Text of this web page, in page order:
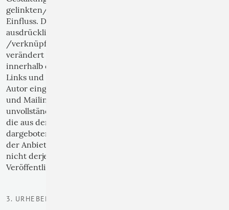
gelinkten/verknüpften Seiten hat der Autor keinerlei
Einfluss. Deshalb distanziert er sich hiermit
ausdrücklich von allen Inhalten aller gelinkten
/verknüpften Seiten, die nach der Linksetzung
verändert wurden. Diese Feststellung gilt für alle
innerhalb des eigenen Internetangebotes gesetzten
Links und Verweise sowie für Fremdeinträge in vom
Autor eingerichteten Gästebüchern, Diskussionsforen
und Mailinglisten. Für illegale, fehlerhafte oder
unvollständige Inhalte und insbesondere für Schäden,
die aus der Nutzung oder Nichtnutzung solcherart
dargebotener Informationen entstehen, haftet allein
der Anbieter der Seite, auf welche verwiesen wurde,
nicht derjenige, der über Links auf die jeweilige
Veröffentlichung lediglich verweist.
3. URHEBER- UND KENNZEICHENRECHT